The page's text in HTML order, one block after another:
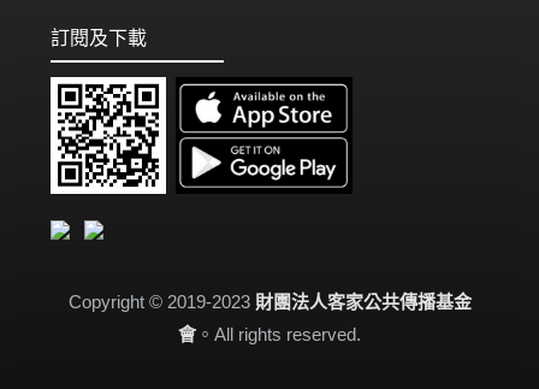
訂閱及下載
Copyright © 2019-2023 財團法人客家公共傳播基金
會。All rights reserved.